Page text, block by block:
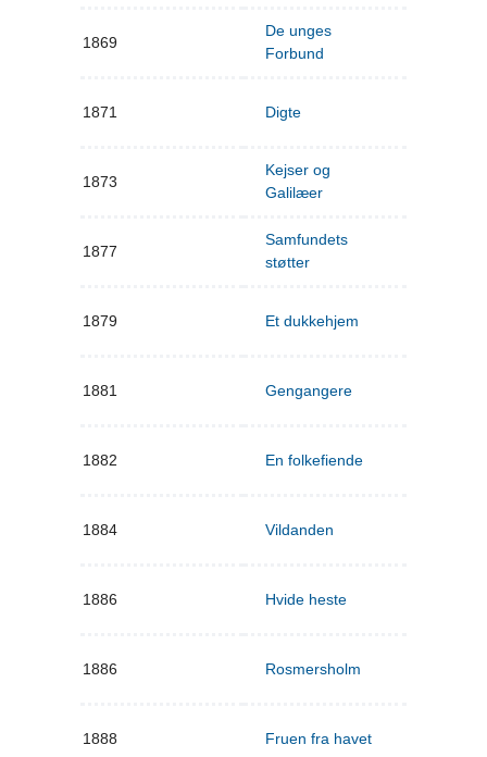
1869
De unges
Forbund
1871 Digte
1873
Kejser og
Galilæer
1877
Samfundets
støtter
1879 Et dukkehjem
1881 Gengangere
1882 En folkefiende
1884 Vildanden
1886 Hvide heste
1886 Rosmersholm
1888 Fruen fra havet